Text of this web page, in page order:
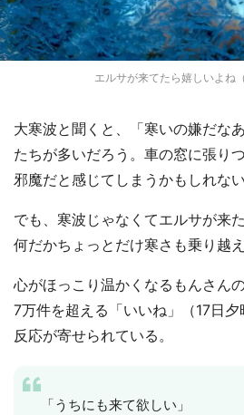
エルサが来てたら嬉しいよね
大寒波と聞くと、「寒いの嫌だな
たちが多いだろう。車の窓に張り
邪魔だと感じてしまうかもしれない
でも、寒波じゃなくてエルサが来
何だかちょっとだけ寒さも乗り越え
心がほっこり温かくなるもんさん
7万件を超える「いいね」（17日
反応が寄せられている。
「うちにも来て欲しい」